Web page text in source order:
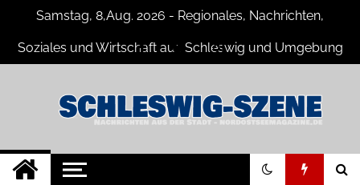
content
Samstag, 8,Aug. 2026 - Regionales, Nachrichten,
Soziales und Wirtschaft aus Schleswig und Umgebung
Schleswig Szene
Neuigkeiten und Nachrichten aus
Schleswig und Umgebung